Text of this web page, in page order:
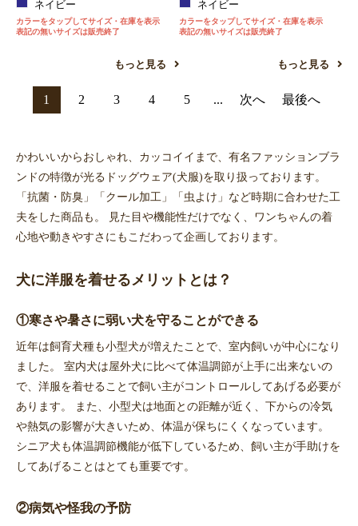
ネイビー
カラーをタップしてサイズ・在庫を表示
表記の無いサイズは販売終了
もっと見る
ネイビー
カラーをタップしてサイズ・在庫を表示
表記の無いサイズは販売終了
もっと見る
1 2 3 4 5 ... 次へ 最後へ
かわいいからおしゃれ、カッコイイまで、有名ファッションブラ
ンドの特徴が光るドッグウェア(犬服)を取り扱っております。
「抗菌・防臭」「クール加工」「虫よけ」など時期に合わせた工
夫をした商品も。 見た目や機能性だけでなく、ワンちゃんの着
心地や動きやすさにもこだわって企画しております。
犬に洋服を着せるメリットとは？
①寒さや暑さに弱い犬を守ることができる
近年は飼育犬種も小型犬が増えたことで、室内飼いが中心になり
ました。 室内犬は屋外犬に比べて体温調節が上手に出来ないの
で、洋服を着せることで飼い主がコントロールしてあげる必要が
あります。 また、小型犬は地面との距離が近く、下からの冷気
や熱気の影響が大きいため、体温が保ちにくくなっています。
シニア犬も体温調節機能が低下しているため、飼い主が手助けを
してあげることはとても重要です。
②病気や怪我の予防